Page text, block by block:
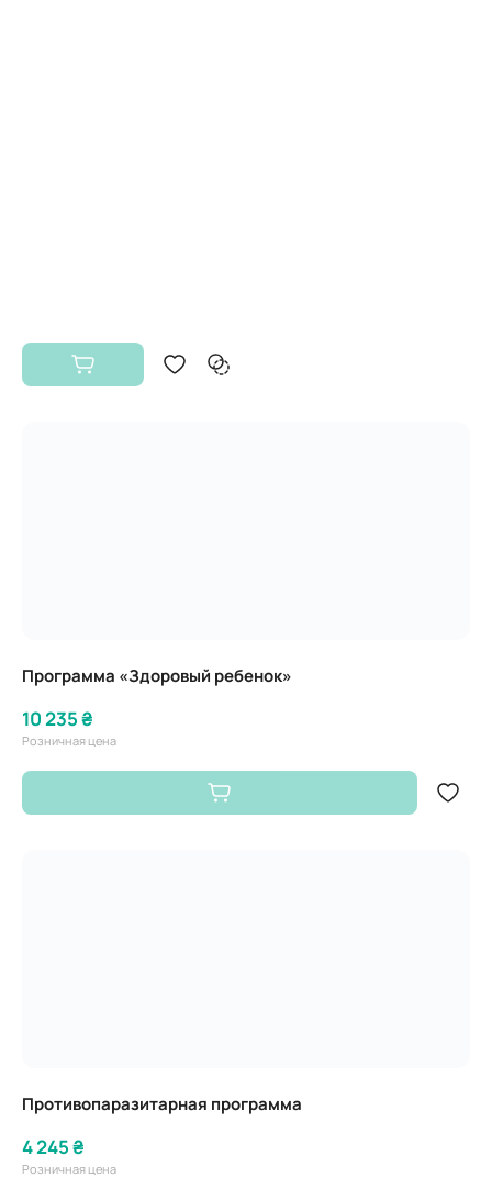
Программа «Здоровый ребенок»
10 235 ₴
Розничная цена
Противопаразитарная программа
4 245 ₴
Розничная цена